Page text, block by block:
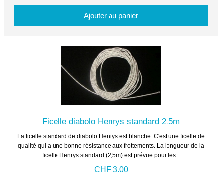
Ajouter au panier
Ficelle diabolo Henrys standard 2.5m
La ficelle standard de diabolo Henrys est blanche. C'est une ficelle de
qualité qui a une bonne résistance aux frottements. La longueur de la
ficelle Henrys standard (2,5m) est prévue pour les...
CHF 3.00